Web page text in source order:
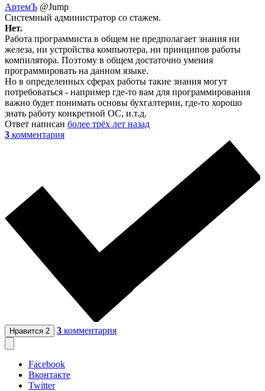
АртемЪ @Jump
Системный администратор со стажем.
Нет.
Работа программиста в общем не предполагает знания ни
железа, ни устройства компьютера, ни принципов работы
компилятора. Поэтому в общем достаточно умения
программировать на данном языке.
Но в определенных сферах работы такие знания могут
потребоваться - например где-то вам для программирования
важно будет понимать основы бухгалтерии, где-то хорошо
знать работу конкретной ОС, и.т.д.
Ответ написан более трёх лет назад
3 комментария
Нравится 2 3 комментария
Facebook
Вконтакте
Twitter